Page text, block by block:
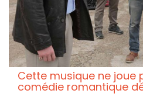
Cette musique ne joue
comédie romantique